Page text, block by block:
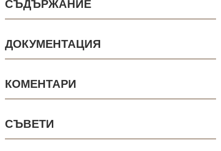
СЪДЪРЖАНИЕ
ДОКУМЕНТАЦИЯ
КОМЕНТАРИ
СЪВЕТИ